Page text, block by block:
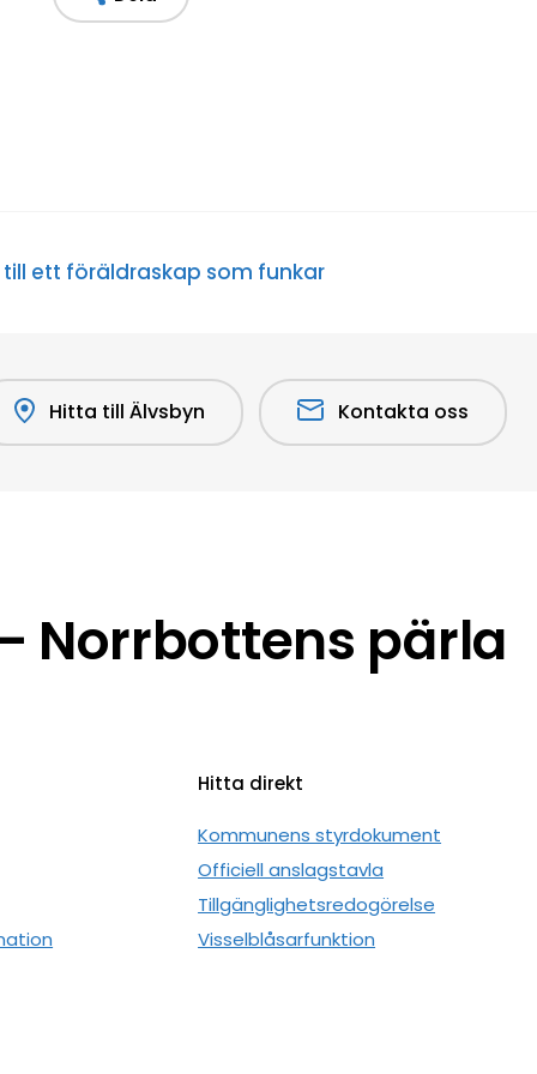
ett föräldraskap som funkar
Hitta till Älvsbyn Kontakta oss
Norrbottens pärla
Hitta direkt
Kommunens styrdokument
Officiell anslagstavla
Tillgänglighetsredogörelse
Visselblåsarfunktion